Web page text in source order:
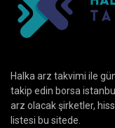
Halka arz takvimi ile
takip edin borsa
arz olacak şirketler,
listesi bu sitede.